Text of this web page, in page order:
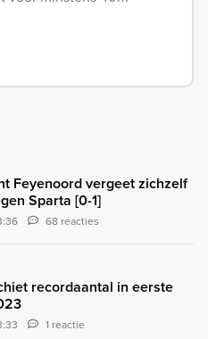
Feyenoord vergeet zichzelf
Sparta [0-1]
68 reacties
recordaantal in eerste
1 reactie